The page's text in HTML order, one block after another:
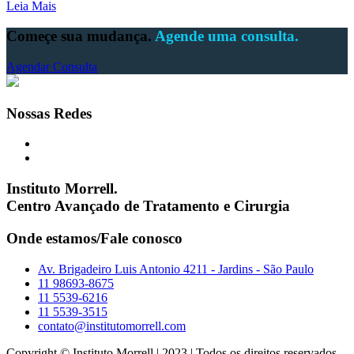
Leia Mais
Começe sua mudança. Agende uma consulta.
Agendar Consulta
Nossas Redes
Instituto Morrell.
Centro Avançado de Tratamento e Cirurgia
Onde estamos/Fale conosco
Av. Brigadeiro Luis Antonio 4211 - Jardins - São Paulo
11 98693-8675
11 5539-6216
11 5539-3515
contato@institutomorrell.com